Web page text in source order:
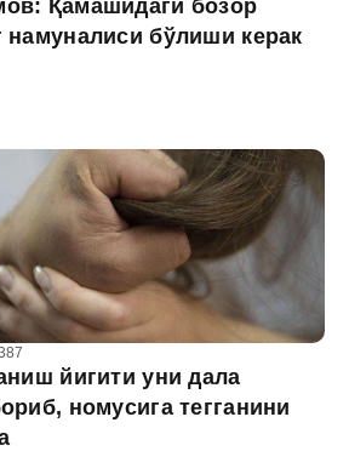
Қамашидаги бозор
намуналиси бўлиши керак
йигити уни дала
номусига тегганини